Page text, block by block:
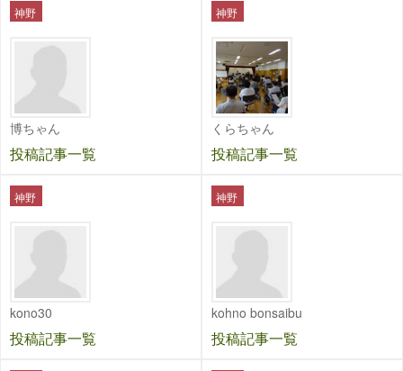
神野
博ちゃん
投稿記事一覧
神野
くらちゃん
投稿記事一覧
神野
kono30
投稿記事一覧
神野
kohno bonsaibu
投稿記事一覧